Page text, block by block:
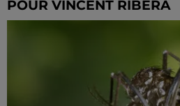
POUR VINCENT RIBERA